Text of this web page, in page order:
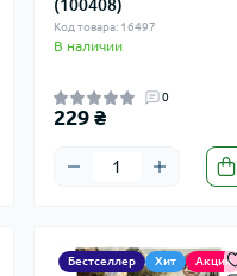
(100408)
Код товара: 16497
В наличии
0
229 ₴
Бестселлер Хит Акция